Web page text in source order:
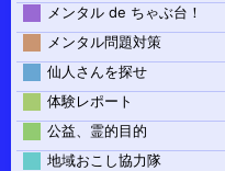
メンタル de ちゃぶ台！
メンタル問題対策
仙人さんを探せ
体験レポート
公益、霊的目的
地域おこし協力隊